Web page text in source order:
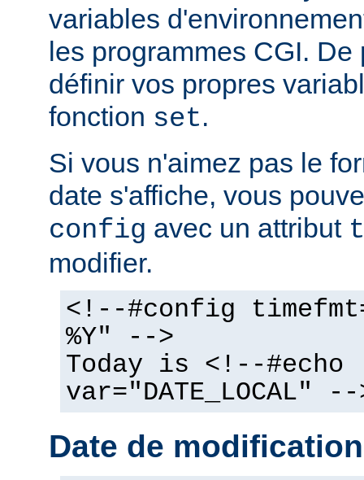
variables
les programmes CGI.
définir vos propres
fonction set.
Si vous n'aimez pas le
date s'affiche, vous
config avec un attribut
modifier.
<!--#config
%Y" -->
Today is <!--#echo
var="DATE_LOCAL" --
Date de